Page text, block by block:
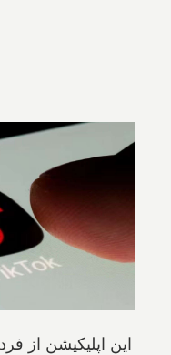
این اپلیکیشن از